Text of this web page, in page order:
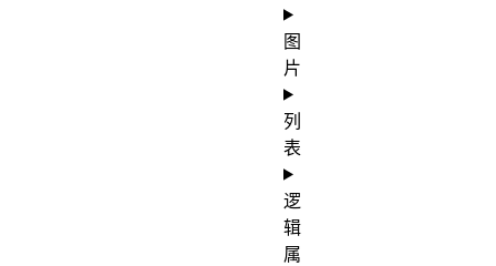
图
片
列
表
逻
辑
属